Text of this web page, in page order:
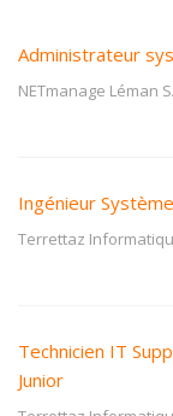
Administrateur
NETmanage Léman
Ingénieur
Terrettaz
Technicien IT
Junior